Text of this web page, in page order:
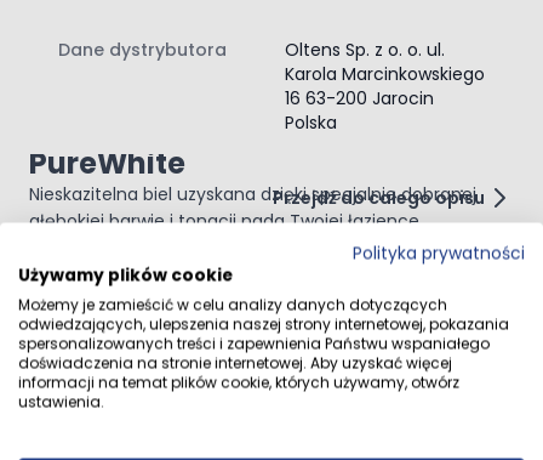
podtynkową, ścienną.
Powierzchnie z tą powłoką wymagają mniej wody,
PureWhite
Nieskazitelna biel uzyskana dzięki specjalnie dobranej
głębokiej barwie i tonacji nada Twojej łazience
Zawartość zestawu:
umywalka
Montaż umywalki nablatowej
Dane dystrybutora
Oltens Sp. z o. o. ul.
Karola Marcinkowskiego
16 63-200 Jarocin
Polska
Przejdź do całego opisu
Opinie klientów
Polityka prywatności
Używamy plików cookie
Możemy je zamieścić w celu analizy danych dotyczących
odwiedzających, ulepszenia naszej strony internetowej, pokazania
spersonalizowanych treści i zapewnienia Państwu wspaniałego
doświadczenia na stronie internetowej. Aby uzyskać więcej
informacji na temat plików cookie, których używamy, otwórz
ustawienia.